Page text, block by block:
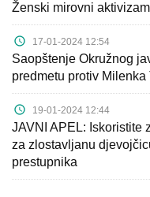
Ženski mirovni
17-01-2024 12:54
Saopštenje Okružnog
predmetu protiv Milenka
19-01-2024 12:44
JAVNI APEL: Iskoristite
za zlostavljanu
prestupnika